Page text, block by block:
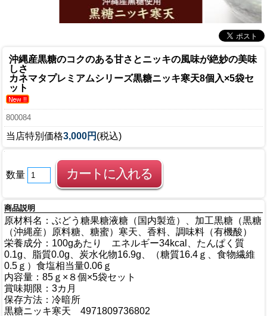
沖縄産黒糖のコクのある甘さとニッキの風味が絶妙の美味
しさ
カネマタプレミアムシリーズ黒糖ニッキ寒天8個入×5袋セ
ット
800084
当店特別価格3,000円 (税込)
数量
商品説明
原材料名：ぶどう糖果糖液糖（国内製造）、加工黒糖（黒糖
（沖縄産）原料糖、糖蜜）寒天、香料、調味料（有機酸）
栄養成分：100gあたり エネルギー34kcal、たんぱく質
0.1g、脂質0.0g、炭水化物16.9g、（糖質16.4ｇ、食物繊維
0.5ｇ）食塩相当量0.06ｇ
内容量：85ｇ×８個×5袋セット
賞味期限：3カ月
保存方法：冷暗所
黒糖ニッキ寒天 4971809736802